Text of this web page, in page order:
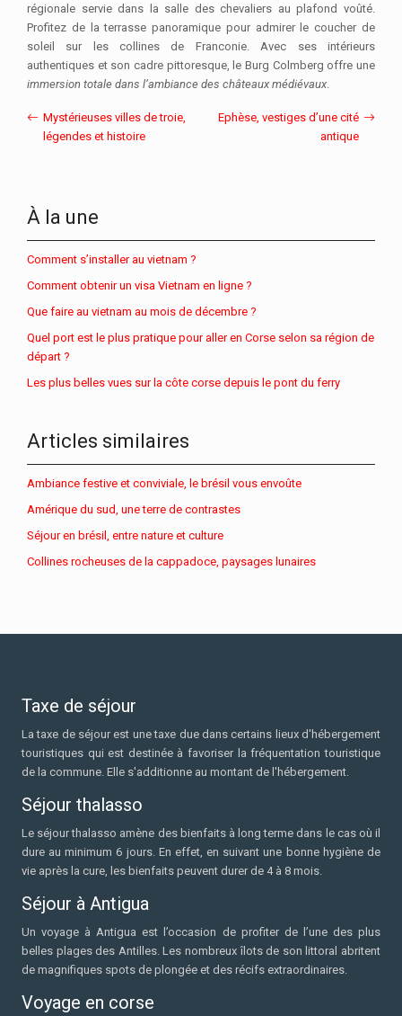
régionale servie dans la salle des chevaliers au plafond voûté.
Profitez de la terrasse panoramique pour admirer le coucher de
soleil sur les collines de Franconie. Avec ses intérieurs
authentiques et son cadre pittoresque, le Burg Colmberg offre une
immersion totale dans l’ambiance des châteaux médiévaux.
Mystérieuses villes de troie,
légendes et histoire
Ephèse, vestiges d’une cité
antique
À la une
Comment s’installer au vietnam ?
Comment obtenir un visa Vietnam en ligne ?
Que faire au vietnam au mois de décembre ?
Quel port est le plus pratique pour aller en Corse selon sa région de
départ ?
Les plus belles vues sur la côte corse depuis le pont du ferry
Articles similaires
Ambiance festive et conviviale, le brésil vous envoûte
Amérique du sud, une terre de contrastes
Séjour en brésil, entre nature et culture
Collines rocheuses de la cappadoce, paysages lunaires
Taxe de séjour
La taxe de séjour est une taxe due dans certains lieux d'hébergement
touristiques qui est destinée à favoriser la fréquentation touristique
de la commune. Elle s'additionne au montant de l'hébergement.
Séjour thalasso
Le séjour thalasso amène des bienfaits à long terme dans le cas où il
dure au minimum 6 jours. En effet, en suivant une bonne hygiène de
vie après la cure, les bienfaits peuvent durer de 4 à 8 mois.
Séjour à Antigua
Un voyage à Antigua est l’occasion de profiter de l’une des plus
belles plages des Antilles. Les nombreux îlots de son littoral abritent
de magnifiques spots de plongée et des récifs extraordinaires.
Voyage en corse